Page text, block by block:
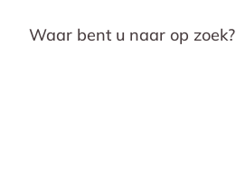
Waar bent u naar op zoek?